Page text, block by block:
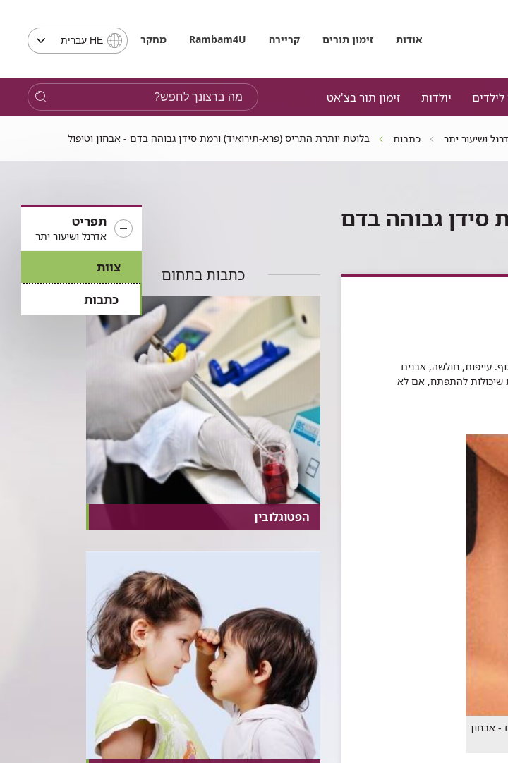
אודות זימון תורים קריירה Rambam4U מחקר
בחירת
שים
לב,
בבחירת
תועבר
לאתר
HE עברית
יולדות זימון תור בצ'אט
מה
ברצונך
לחפש?
ושיעור יתר כתבות בלוטת יותרת התריס (פרא-תירואיד) ורמת סידן גבוהה בדם - אבחון וטיפול
תפריט
אדרנל ושיעור יתר
צוות
כתבות
סידן גבוהה בדם
עייפות, חולשה, אבנים
שיכולות להתפתח, אם לא
- אבחון
כתבות בתחום
הפטוגלובין